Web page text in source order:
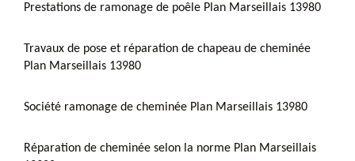
Prestations de ramonage de poêle Plan Marseillais 13980
Travaux de pose et réparation de chapeau de cheminée
Plan Marseillais 13980
Société ramonage de cheminée Plan Marseillais 13980
Réparation de cheminée selon la norme Plan Marseillais